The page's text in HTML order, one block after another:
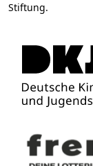
Stiftung.